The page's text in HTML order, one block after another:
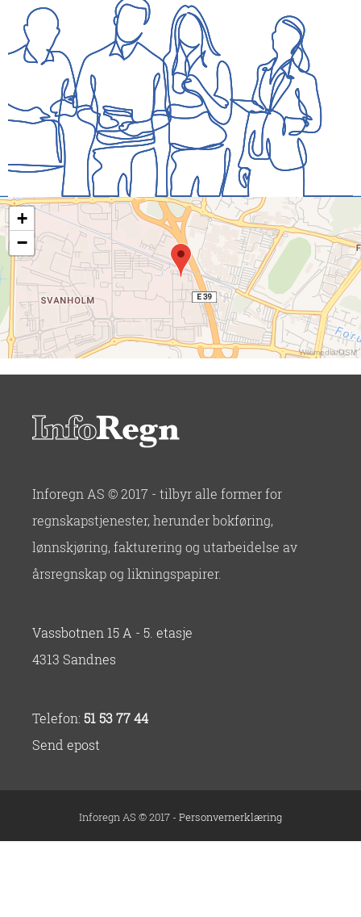
+
−
Wikimedia/OSM
Inforegn AS © 2017 - tilbyr alle former for
regnskapstjenester, herunder bokføring,
lønnskjøring, fakturering og utarbeidelse av
årsregnskap og likningspapirer.
Vassbotnen 15 A - 5. etasje
4313 Sandnes
Telefon: 51 53 77 44
Send epost
Inforegn AS © 2017 - Personvernerklæring